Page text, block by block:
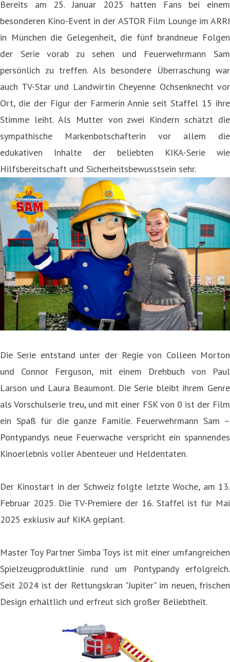
Bereits am 25. Januar 2025 hatten Fans bei einem
besonderen Kino-Event in der ASTOR Film Lounge im ARRI
in München die Gelegenheit, die fünf brandneue Folgen
der Serie vorab zu sehen und Feuerwehrmann Sam
persönlich zu treffen. Als besondere Überraschung war
auch TV-Star und Landwirtin Cheyenne Ochsenknecht vor
Ort, die der Figur der Farmerin Annie seit Staffel 15 ihre
Stimme leiht. Als Mutter von zwei Kindern schätzt die
sympathische Markenbotschafterin vor allem die
edukativen Inhalte der beliebten KIKA-Serie wie
Hilfsbereitschaft und Sicherheitsbewusstsein sehr.
Die Serie entstand unter der Regie von Colleen Morton
und Connor Ferguson, mit einem Drehbuch von Paul
Larson und Laura Beaumont. Die Serie bleibt ihrem Genre
als Vorschulserie treu, und mit einer FSK von 0 ist der Film
ein Spaß für die ganze Familie. Feuerwehrmann Sam –
Pontypandys neue Feuerwache verspricht ein spannendes
Kinoerlebnis voller Abenteuer und Heldentaten.
Der Kinostart in der Schweiz folgte letzte Woche, am 13.
Februar 2025. Die TV-Premiere der 16. Staffel ist für Mai
2025 exklusiv auf KiKA geplant.
Master Toy Partner Simba Toys ist mit einer umfangreichen
Spielzeugproduktlinie rund um Pontypandy erfolgreich.
Seit 2024 ist der Rettungskran "Jupiter" im neuen, frischen
Design erhältlich und erfreut sich großer Beliebtheit.